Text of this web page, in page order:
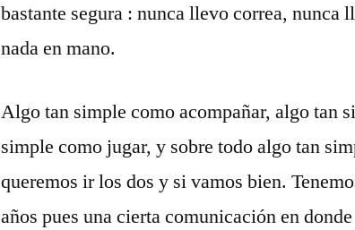
bastante segura : nunca llevo correa, nunca
nada en mano.
Algo tan simple como acompañar, algo tan
simple como jugar, y sobre todo algo tan
queremos ir los dos y si vamos bien.
años pues una cierta comunicación en